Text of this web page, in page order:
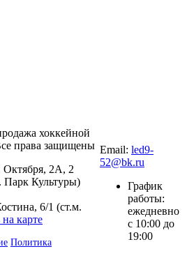
хоккейной
права защищены
2А, 2
Парк Культуры)
6/1 (ст.м.
карте
Политика
Email: led9-
52@bk.ru
График
работы:
ежедневно
с 10:00 до
19:00